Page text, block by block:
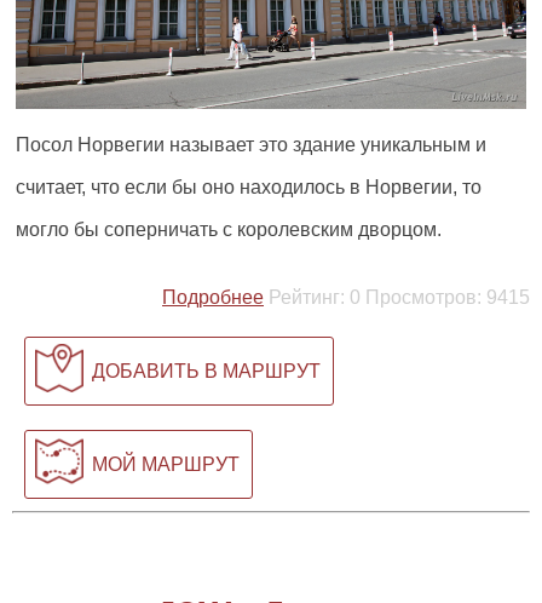
Посол Норвегии называет это здание уникальным и
считает, что если бы оно находилось в Норвегии, то
могло бы соперничать с королевским дворцом.
Подробнее Рейтинг: 0 Просмотров: 9415
ДОБАВИТЬ В МАРШРУТ
МОЙ МАРШРУТ